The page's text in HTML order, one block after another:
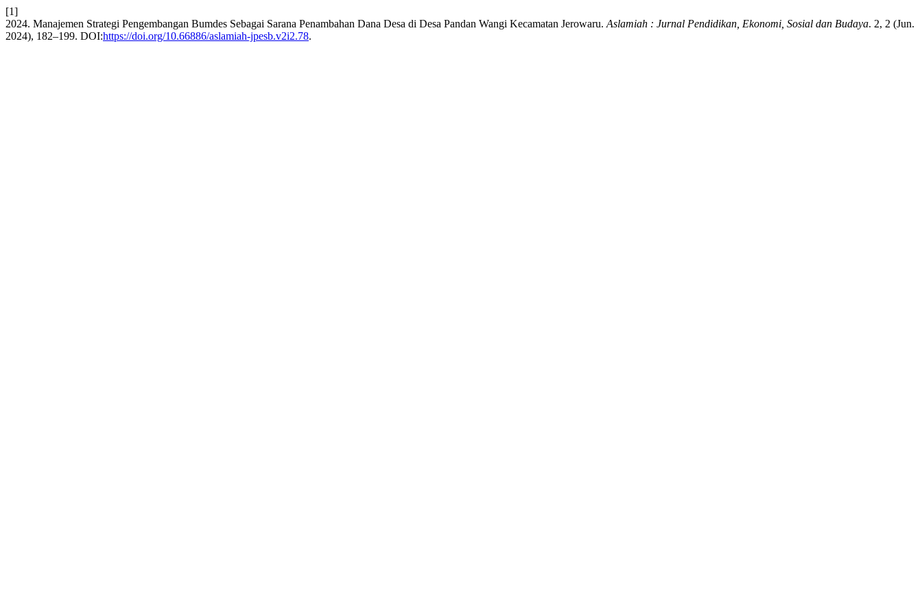
[1]
2024. Manajemen Strategi Pengembangan Bumdes Sebagai Sarana Penambahan Dana Desa di Desa Pandan Wangi Kecamatan Jerowaru. Aslamiah : Jurnal Pendidikan, Ekonomi, Sosial dan Budaya. 2, 2 (Jun.
2024), 182–199. DOI:https://doi.org/10.66886/aslamiah-jpesb.v2i2.78.